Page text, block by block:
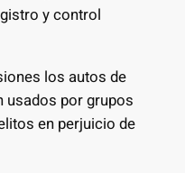
y control
los autos de
usados por grupos
en perjuicio de